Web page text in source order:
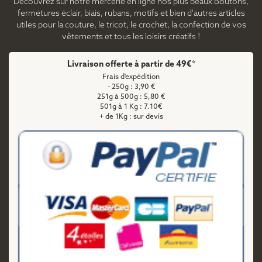
Découvrez sur notre mercerie en ligne nos plus beaux Boutons,
fermetures éclair, biais, rubans, motifs et bien d'autres articles
utiles pour la couture, le tricot, le crochet, la confection de vos
vêtements et tous les loisirs créatifs !
Livraison offerte à partir de 49€*
Frais d'expédition
- 250g : 3,90 €
251g à 500g : 5,80 €
501g à 1 Kg : 7.10€
+ de 1Kg : sur devis